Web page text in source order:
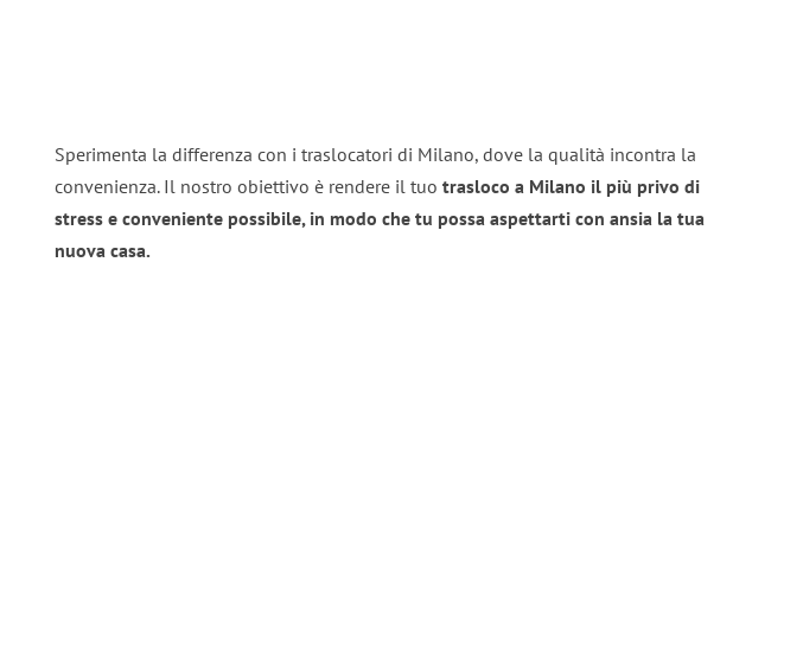
Sperimenta la differenza con i traslocatori di Milano, dove la qualità incontra la
convenienza. Il nostro obiettivo è rendere il tuo trasloco a Milano il più privo di
stress e conveniente possibile, in modo che tu possa aspettarti con ansia la tua
nuova casa.